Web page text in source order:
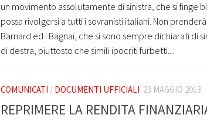
un movimento assolutamente di sinistra, che si finge
possa rivolgersi a tutti i sovranisti italiani. Non
Barnard ed i Bagnai, che si sono sempre dichiarati di
di destra, piuttosto che simili ipocriti furbetti....
COMUNICATI / DOCUMENTI UFFICIALI 23 MAGGIO 2013
REPRIMERE LA RENDITA